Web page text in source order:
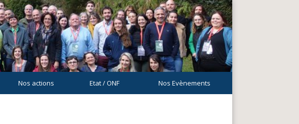
Nos actions Etat / ONF Nos Evènements